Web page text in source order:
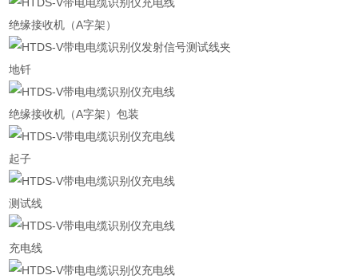
绝缘接收机（A字架）
地钎
绝缘接收机（A字架）包装
起子
测试线
充电线